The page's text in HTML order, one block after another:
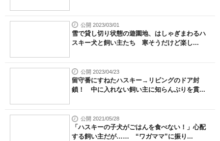
公開 2023/03/01
雪で貸し切り状態の遊園地、はしゃぎまわるハ
スキー犬と飼い主たち 寒そうだけど楽し...
公開 2023/04/23
留守番にすねたハスキー→リビングのドア封
鎖！ 中に入れない飼い主に知らんぷりを貫...
公開 2021/05/28
「ハスキーの子犬がごはんを食べない！」心配
する飼い主だが…… “ワガママ”に振り...